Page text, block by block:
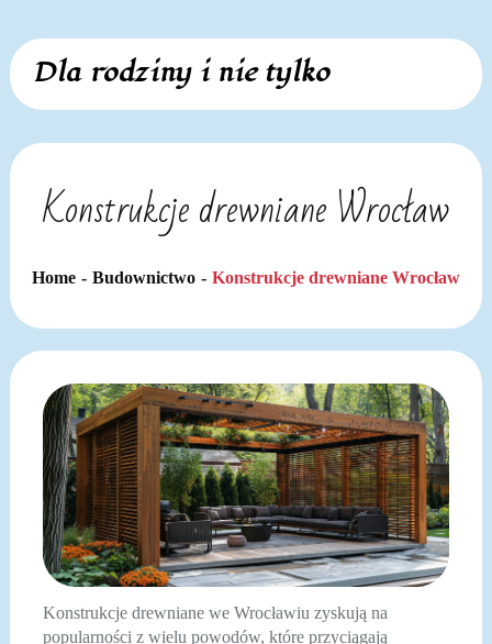
Skip
content
Dla rodziny i nie tylko
Konstrukcje drewniane Wrocław
Home Budownictwo Konstrukcje drewniane Wrocław
Konstrukcje drewniane we Wrocławiu zyskują na
popularności z wielu powodów, które przyciągają